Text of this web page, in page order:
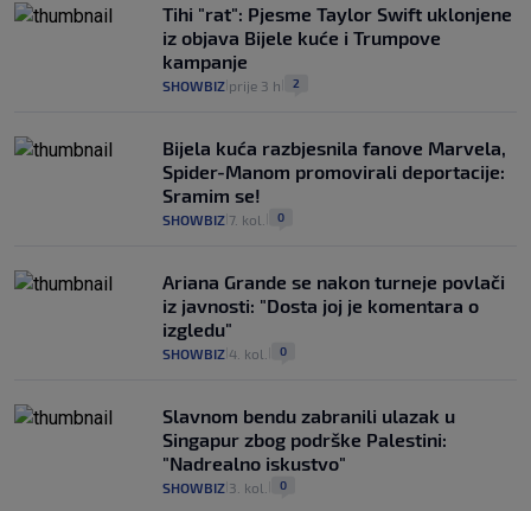
Tihi "rat": Pjesme Taylor Swift uklonjene
iz objava Bijele kuće i Trumpove
kampanje
SHOWBIZ prije 3 h 2
Bijela kuća razbjesnila fanove Marvela,
Spider-Manom promovirali deportacije:
Sramim se!
SHOWBIZ 7. kol. 0
Ariana Grande se nakon turneje povlači
iz javnosti: "Dosta joj je komentara o
izgledu"
SHOWBIZ 4. kol. 0
Slavnom bendu zabranili ulazak u
Singapur zbog podrške Palestini:
"Nadrealno iskustvo"
SHOWBIZ 3. kol. 0